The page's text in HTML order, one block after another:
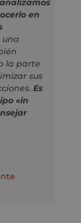
en
una
la parte
sus
Es
«in